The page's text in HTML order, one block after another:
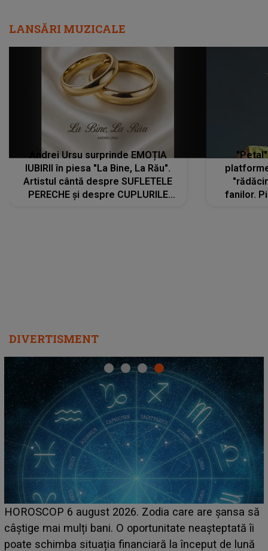
LANSĂRI MUZICALE
Andrei Ursu surprinde EMOȚIA
IUBIRII în piesa "La Bine, La Rău".
Artistul cântă despre SUFLETELE
PERECHE și despre CUPLURILE
fanilor.
DIVERTISMENT
2026. Zodia care are șansa să
bani. O oportunitate neașteptată îi
financiară la început de lună
LINE-UP
scena
suedeză a